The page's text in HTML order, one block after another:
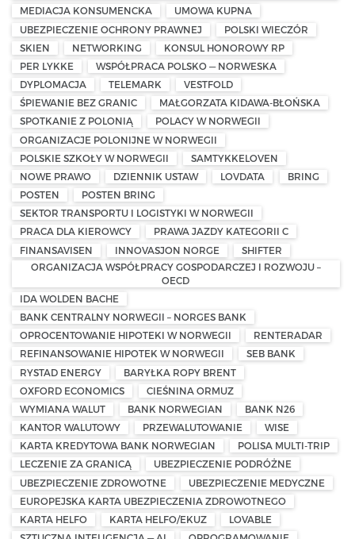
MEDIACJA KONSUMENCKA
UMOWA KUPNA
UBEZPIECZENIE OCHRONY PRAWNEJ
POLSKI WIECZÓR
SKIEN
NETWORKING
KONSUL HONOROWY RP
PER LYKKE
WSPÓŁPRACA POLSKO — NORWESKA
DYPLOMACJA
TELEMARK
VESTFOLD
ŚPIEWANIE BEZ GRANIC
MAŁGORZATA KIDAWA-BŁOŃSKA
SPOTKANIE Z POLONIĄ
POLACY W NORWEGII
ORGANIZACJE POLONIJNE W NORWEGII
POLSKIE SZKOŁY W NORWEGII
SAMTYKKELOVEN
NOWE PRAWO
DZIENNIK USTAW LOVDATA
BRING
POSTEN
POSTEN BRING
SEKTOR TRANSPORTU I LOGISTYKI W NORWEGII
PRACA DLA KIEROWCY
PRAWA JAZDY KATEGORII C
FINANSAVISEN
INNOVASJON NORGE
SHIFTER
ORGANIZACJA WSPÓŁPRACY GOSPODARCZEJ I ROZWOJU –
OECD
IDA WOLDEN BACHE
BANK CENTRALNY NORWEGII – NORGES BANK
OPROCENTOWANIE HIPOTEKI W NORWEGII
RENTERADAR
REFINANSOWANIE HIPOTEK W NORWEGII
SEB BANK
RYSTAD ENERGY
BARYŁKA ROPY BRENT
OXFORD ECONOMICS
CIEŚNINA ORMUZ
WYMIANA WALUT
BANK NORWEGIAN
BANK N26
KANTOR WALUTOWY
PRZEWALUTOWANIE
WISE
KARTA KREDYTOWA BANK NORWEGIAN
POLISA MULTI-TRIP
LECZENIE ZA GRANICĄ
UBEZPIECZENIE PODRÓŻNE
UBEZPIECZENIE ZDROWOTNE
UBEZPIECZENIE MEDYCZNE
EUROPEJSKA KARTA UBEZPIECZENIA ZDROWOTNEGO
KARTA HELFO
KARTA HELFO/EKUZ
LOVABLE